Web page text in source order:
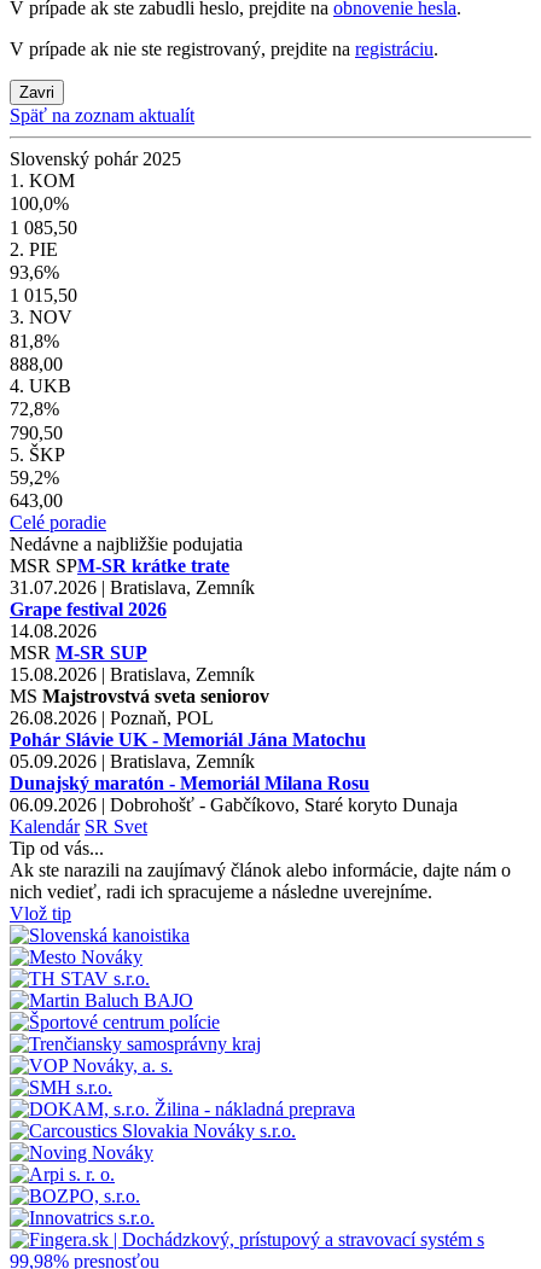
V prípade ak ste zabudli heslo, prejdite na obnovenie hesla.
V prípade ak nie ste registrovaný, prejdite na registráciu.
Zavri
Späť na zoznam aktualít
Slovenský pohár 2025
1. KOM
100,0%
1 085,50
2. PIE
93,6%
1 015,50
3. NOV
81,8%
888,00
4. UKB
72,8%
790,50
5. ŠKP
59,2%
643,00
Celé poradie
Nedávne a najbližšie podujatia
MSR SPM-SR krátke trate
31.07.2026 | Bratislava, Zemník
Grape festival 2026
14.08.2026
MSR M-SR SUP
15.08.2026 | Bratislava, Zemník
MS Majstrovstvá sveta seniorov
26.08.2026 | Poznaň, POL
Pohár Slávie UK - Memoriál Jána Matochu
05.09.2026 | Bratislava, Zemník
Dunajský maratón - Memoriál Milana Rosu
06.09.2026 | Dobrohošť - Gabčíkovo, Staré koryto Dunaja
Kalendár SR Svet
Tip od vás...
Ak ste narazili na zaujímavý článok alebo informácie, dajte nám o
nich vedieť, radi ich spracujeme a následne uverejníme.
Vlož tip